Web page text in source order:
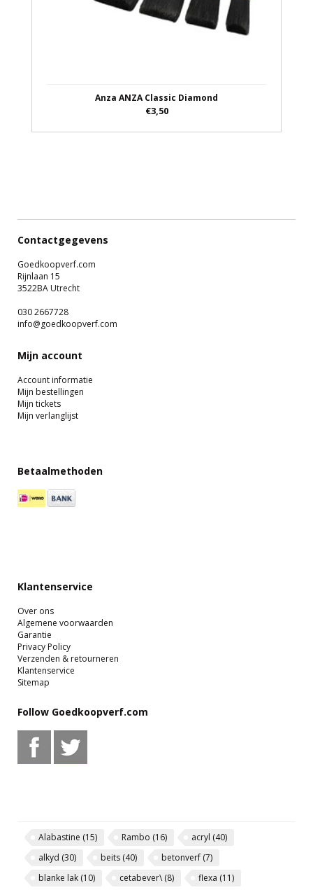
Anza ANZA Classic Diamond
€3,50
Contactgegevens
Goedkoopverf.com
Rijnlaan 15
3522BA Utrecht
030 2667728
info@goedkoopverf.com
Mijn account
Account informatie
Mijn bestellingen
Mijn tickets
Mijn verlanglijst
Betaalmethoden
Klantenservice
Over ons
Algemene voorwaarden
Garantie
Privacy Policy
Verzenden & retourneren
Klantenservice
Sitemap
Follow Goedkoopverf.com
Alabastine (15) Rambo (16) acryl (40)
alkyd (30) beits (40) betonverf (7)
blanke lak (10) cetabever\(8) flexa (11)